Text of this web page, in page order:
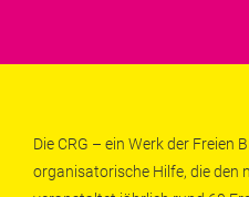
Die CRG – ein Werk der
organisatorische Hilfe, die den